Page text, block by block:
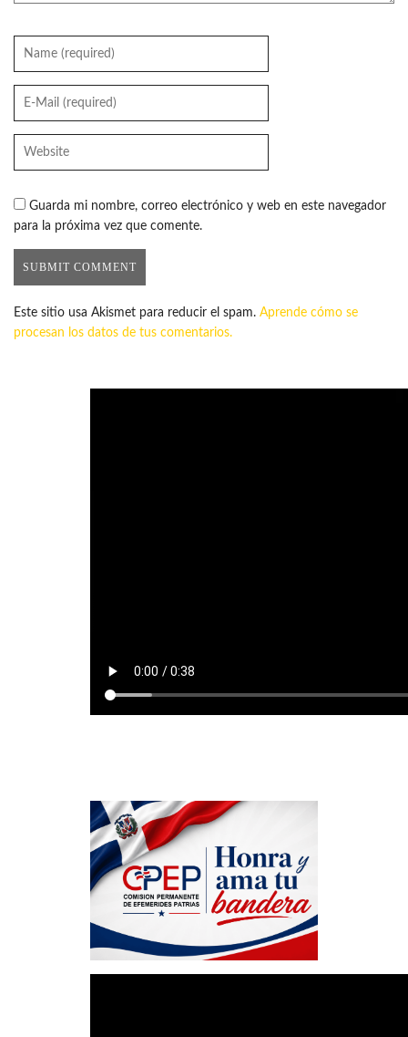
Guarda mi nombre, correo electrónico y web en este navegador
para la próxima vez que comente.
Este sitio usa Akismet para reducir el spam. Aprende cómo se
procesan los datos de tus comentarios.